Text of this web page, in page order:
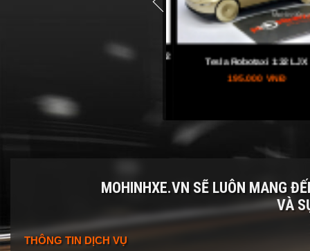
Ford F-150 Raptor 2017 Off-Road 1:32
Tesla Robotaxi 1:32 LJX
195.000 VNĐ
MOHINHXE.VN SẼ LUÔN MANG
VÀ
THÔNG TIN DỊCH VỤ